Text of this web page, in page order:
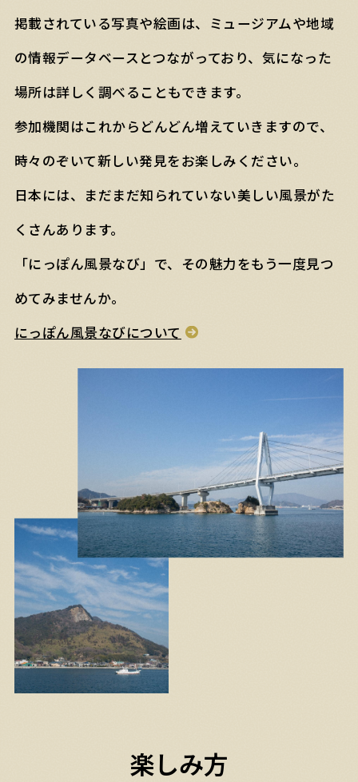
掲載されている写真や絵画は、ミュージアムや地域
の情報データベースとつながっており、気になった
場所は詳しく調べることもできます。
参加機関はこれからどんどん増えていきますので、
時々のぞいて新しい発見をお楽しみください。
日本には、まだまだ知られていない美しい風景がた
くさんあります。
「にっぽん風景なび」で、その魅力をもう一度見つ
めてみませんか。
にっぽん風景なびについて
楽しみ方